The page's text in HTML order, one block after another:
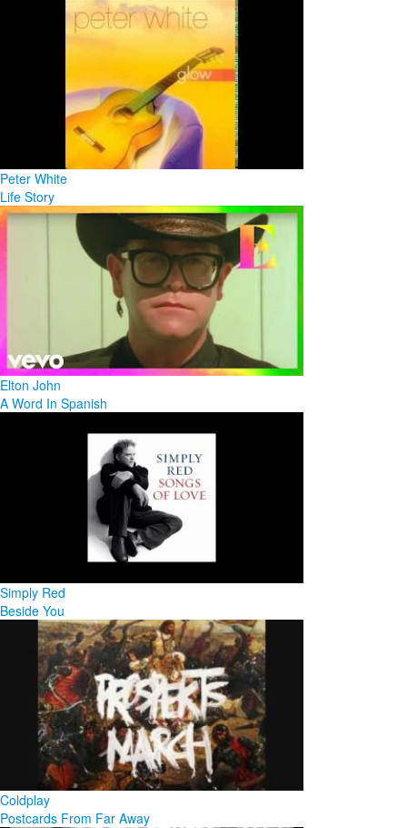
Peter White
Life Story
Elton John
A Word In Spanish
Simply Red
Beside You
Coldplay
Postcards From Far Away